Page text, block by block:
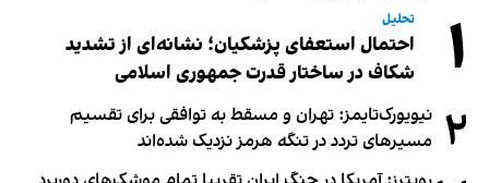
۱ تحلیل
احتمال استعفای پزشکیان؛ نشانه‌ای از تشدید
شکاف در ساختار قدرت جمهوری اسلامی
۲ نیویورک‌تایمز: تهران و مسقط به توافقی برای تقسیم
مسیرهای تردد در تنگه هرمز نزدیک شده‌اند